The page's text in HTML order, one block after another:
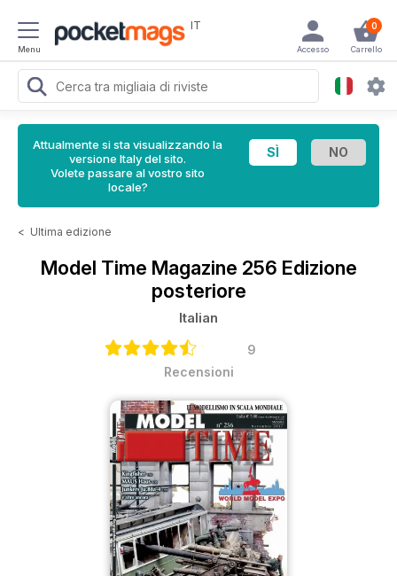
Menu
IT 0
Carrello
Accesso
Attualmente si sta visualizzando la
versione Italy del sito.
Volete passare al vostro sito
locale?
< Ultima edizione
Model Time Magazine 256 Edizione
posteriore
Italian
9
Recensioni